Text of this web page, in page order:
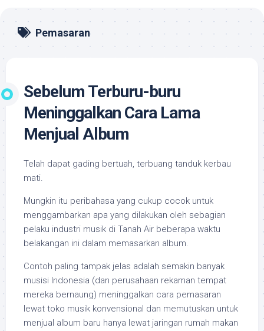
Pemasaran
Sebelum Terburu-buru
Meninggalkan Cara Lama
Menjual Album
Telah dapat gading bertuah, terbuang tanduk kerbau
mati.
Mungkin itu peribahasa yang cukup cocok untuk
menggambarkan apa yang dilakukan oleh sebagian
pelaku industri musik di Tanah Air beberapa waktu
belakangan ini dalam memasarkan album.
Contoh paling tampak jelas adalah semakin banyak
musisi Indonesia (dan perusahaan rekaman tempat
mereka bernaung) meninggalkan cara pemasaran
lewat toko musik konvensional dan memutuskan untuk
menjual album baru hanya lewat jaringan rumah makan